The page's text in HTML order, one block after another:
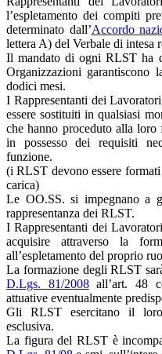
l’espletamento dei compiti
determinato dall’Accordo
lettera A) del Verbale di intesa
Il mandato di ogni RLST ha
Organizzazioni garantiscono
dodici mesi.
I Rappresentanti dei
essere sostituiti in qualsiasi
che hanno proceduto alla loro
in possesso dei requisiti
funzione.
(i RLST devono essere
carica)
Le OO.SS. si impegnano a
rappresentanza dei RLST.
I Rappresentanti dei
acquisire attraverso la
all’espletamento del proprio
La formazione degli RLST
D.Lgs. 81/2008all’art. 48
attuative eventualmente
Gli RLST esercitano il
esclusiva.
La figura del RLST è